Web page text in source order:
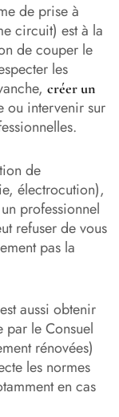
de prise à
circuit) est à la
de couper le
les
créer un
ou intervenir sur
de
électrocution),
professionnel
refuser de vous
pas la
aussi obtenir
par le Consuel
rénovées)
les normes
en cas